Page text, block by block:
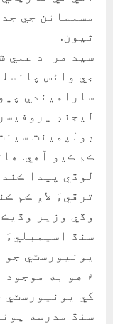
مسلمانن جي
ٿيون.
سيد مراد علي
جي وائس
ساراهيندي
ليجنڊ
ڊولپمينٽ
ڪم ڪيو آهي.
لوڌي پيدا
ترقيءَ لاءِ ڪم
سنڌ اسيمبليءَ
يونيورسٽي جو
۾ هو به موجود
کي يونيورسٽي
سنڌ مدرسه